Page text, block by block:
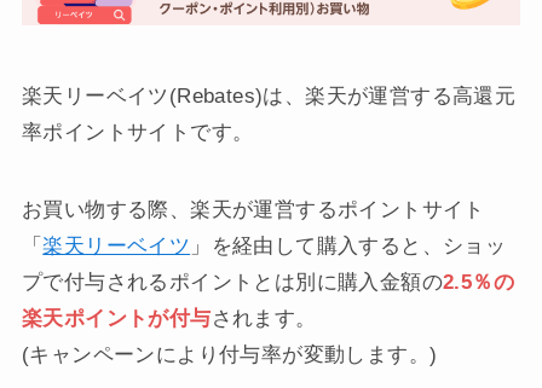
楽天リーベイツ(Rebates)は、楽天が運営する高還元
率ポイントサイトです。
お買い物する際、楽天が運営するポイントサイト
「楽天リーベイツ 」を経由して購入すると、ショッ
プで付与されるポイントとは別に購入金額の2.5％の
楽天ポイントが付与されます。
(キャンペーンにより付与率が変動します。)